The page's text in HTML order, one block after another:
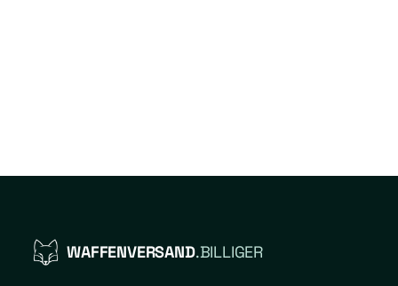
WAFFENVERSAND.BILLIGER